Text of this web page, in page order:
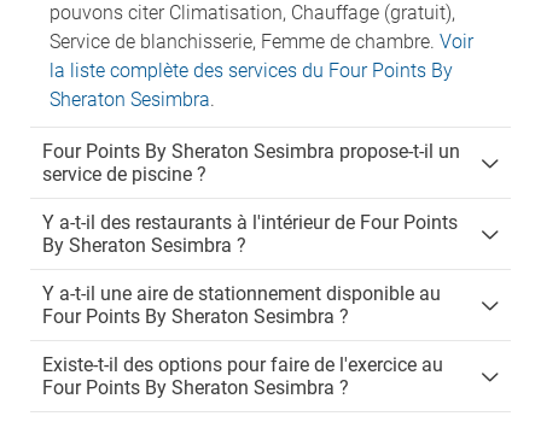
pouvons citer Climatisation, Chauffage (gratuit),
Service de blanchisserie, Femme de chambre. Voir
la liste complète des services du Four Points By
Sheraton Sesimbra.
Four Points By Sheraton Sesimbra propose-t-il un
service de piscine ?
Y a-t-il des restaurants à l'intérieur de Four Points
By Sheraton Sesimbra ?
Y a-t-il une aire de stationnement disponible au
Four Points By Sheraton Sesimbra ?
Existe-t-il des options pour faire de l'exercice au
Four Points By Sheraton Sesimbra ?